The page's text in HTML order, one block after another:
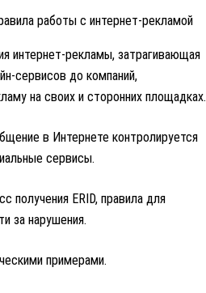
интернет-рекламы, затрагивающая
сервисов до компаний,
на своих и сторонних площадках.
в Интернете контролируется
сервисы.
получения ERID, правила для
за нарушения.
примерами.